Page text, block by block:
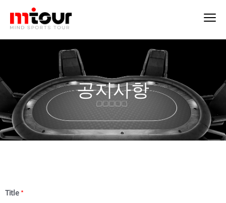
공지사항
Title *